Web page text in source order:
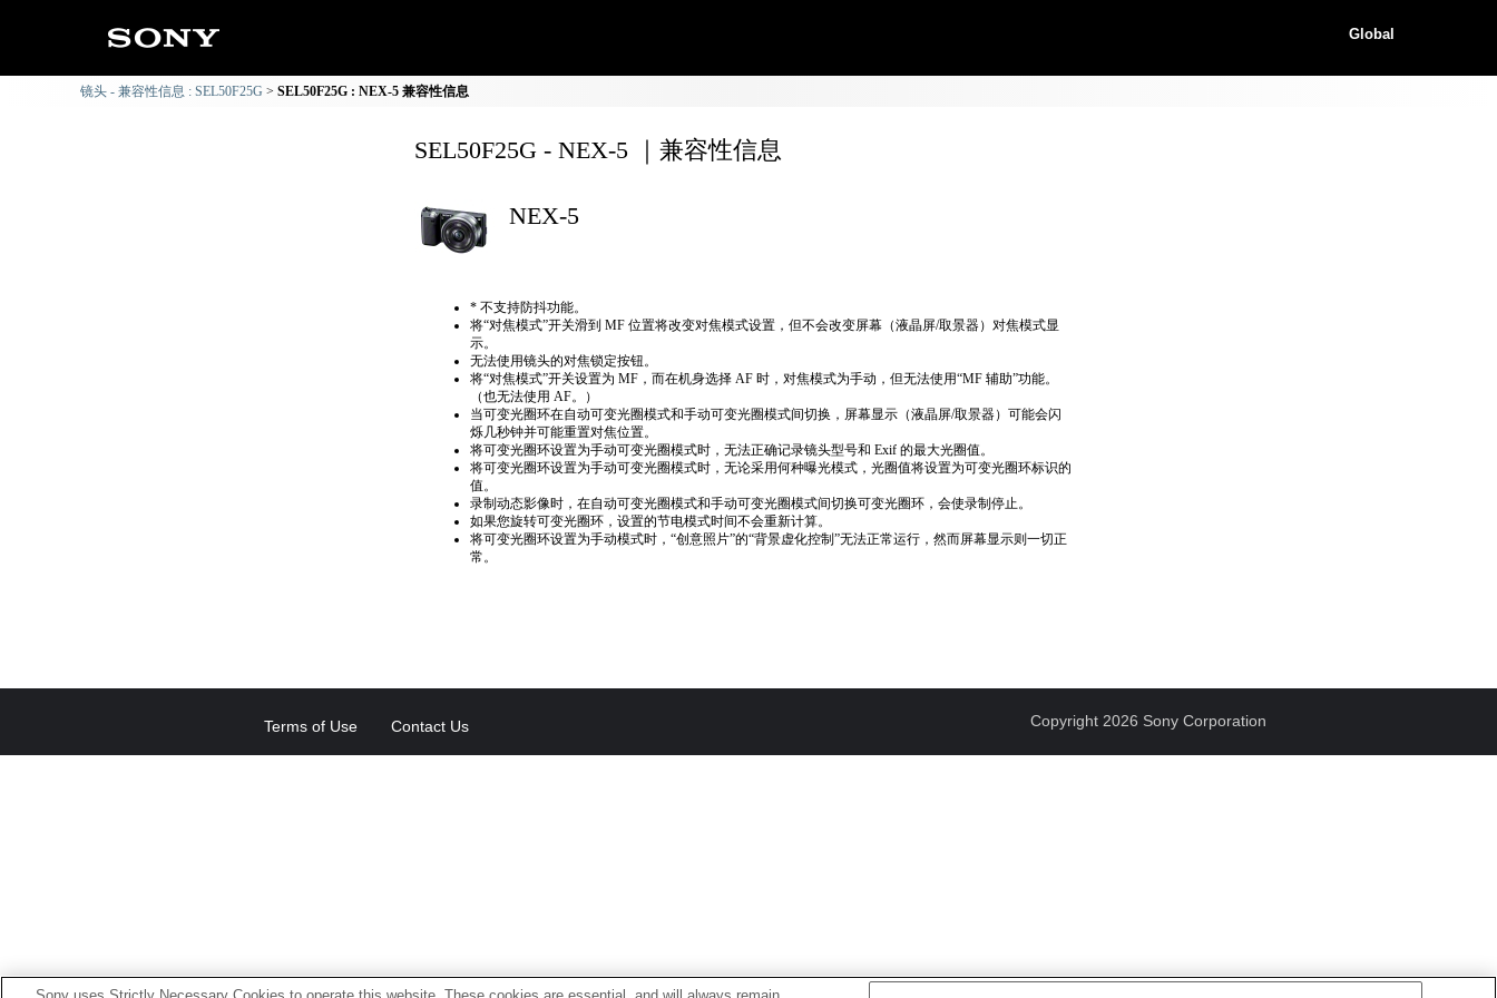
Global
镜头 - 兼容性信息 : SEL50F25G SEL50F25G : NEX-5 兼容性信息
SEL50F25G - NEX-5 ｜兼容性信息
NEX-5
* 不支持防抖功能。
将“对焦模式”开关滑到 MF 位置将改变对焦模式设置，但不会改变屏幕（液晶屏/取景器）对焦模式显
示。
无法使用镜头的对焦锁定按钮。
将“对焦模式”开关设置为 MF，而在机身选择 AF 时，对焦模式为手动，但无法使用“MF 辅助”功能。
（也无法使用 AF。）
当可变光圈环在自动可变光圈模式和手动可变光圈模式间切换，屏幕显示（液晶屏/取景器）可能会闪
烁几秒钟并可能重置对焦位置。
将可变光圈环设置为手动可变光圈模式时，无法正确​​记录镜头型号和 Exif 的最大光圈值。
将可变光圈环设置为手动可变光圈模式时，无论采用何种曝光模式，光圈值将设置为可变光圈环标识的
值。
录制动态影像时，在自动可变光圈模式和手动可变光圈模式间切换可变光圈环，会使录制停止。
如果您旋转可变光圈环，设置的节电模式时间不会重新计算。
将可变光圈环设置为手动模式时，“创意照片”的“背景虚化控制”无法正常运行，然而屏幕显示则一切正
常。
Terms of Use Contact Us Copyright 2026 Sony Corporation